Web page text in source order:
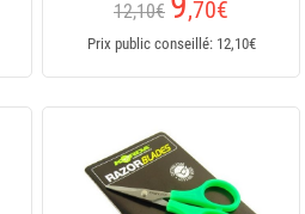
12,10€ ,70€
Prix public conseillé: 12,10€